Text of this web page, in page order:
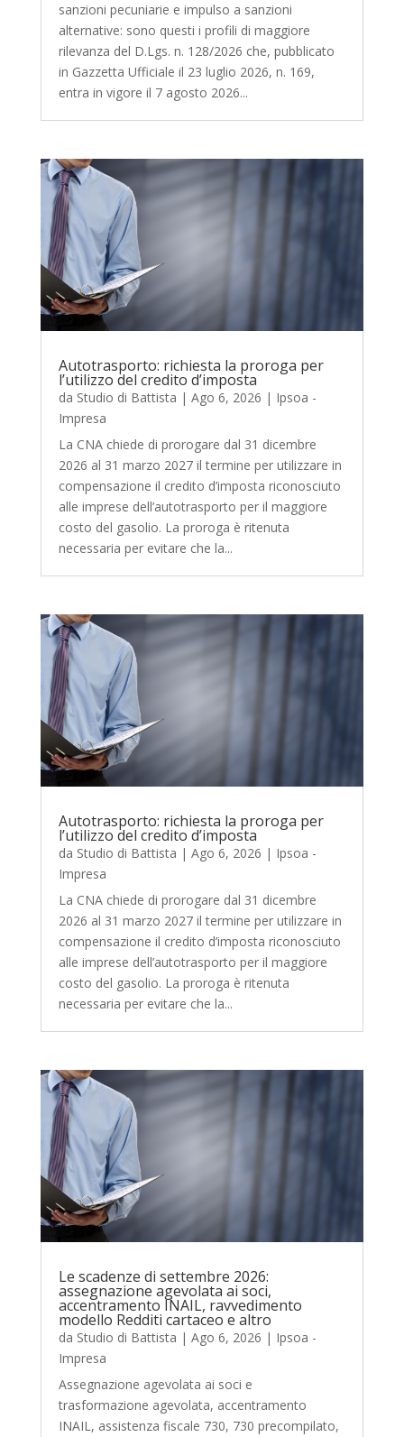
sanzioni pecuniarie e impulso a sanzioni
alternative: sono questi i profili di maggiore
rilevanza del D.Lgs. n. 128/2026 che, pubblicato
in Gazzetta Ufficiale il 23 luglio 2026, n. 169,
entra in vigore il 7 agosto 2026...
Autotrasporto: richiesta la proroga per
l’utilizzo del credito d’imposta
da Studio di Battista | Ago 6, 2026 | Ipsoa -
Impresa
La CNA chiede di prorogare dal 31 dicembre
2026 al 31 marzo 2027 il termine per utilizzare in
compensazione il credito d’imposta riconosciuto
alle imprese dell’autotrasporto per il maggiore
costo del gasolio. La proroga è ritenuta
necessaria per evitare che la...
Autotrasporto: richiesta la proroga per
l’utilizzo del credito d’imposta
da Studio di Battista | Ago 6, 2026 | Ipsoa -
Impresa
La CNA chiede di prorogare dal 31 dicembre
2026 al 31 marzo 2027 il termine per utilizzare in
compensazione il credito d’imposta riconosciuto
alle imprese dell’autotrasporto per il maggiore
costo del gasolio. La proroga è ritenuta
necessaria per evitare che la...
Le scadenze di settembre 2026:
assegnazione agevolata ai soci,
accentramento INAIL, ravvedimento
modello Redditi cartaceo e altro
da Studio di Battista | Ago 6, 2026 | Ipsoa -
Impresa
Assegnazione agevolata ai soci e
trasformazione agevolata, accentramento
INAIL, assistenza fiscale 730, 730 precompilato,